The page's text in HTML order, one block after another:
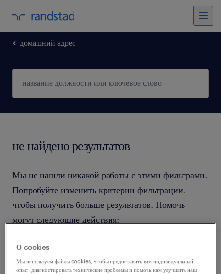
домашний адрес
не найдено результатов
Мы не нашли никакой работы с этими фильтрами.
Попробуйте изменить критерии фильтрации,
чтобы получить больше результатов. Помочь
могут следующие действия:
Попробуйте удалить некоторые из
примененных фильтров.
О cookies
Мы используем файлы cookies, чтобы предоставить вам индивидуальный
опыт, диагностировать технические проблемы и помочь нам улучшить наш